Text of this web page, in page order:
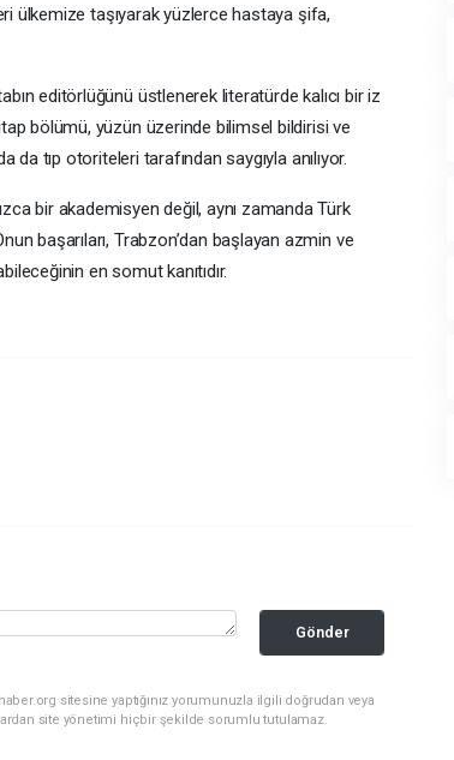
ülkemize taşıyarak yüzlerce hastaya şifa,
editörlüğünü üstlenerek literatürde kalıcı bir iz
bölümü, yüzün üzerinde bilimsel bildirisi ve
tıp otoriteleri tarafından saygıyla anılıyor.
bir akademisyen değil, aynı zamanda Türk
başarıları, Trabzon’dan başlayan azmin ve
en somut kanıtıdır.
Gönder
sitesine yaptığınız yorumunuzla ilgili doğrudan veya
site yönetimi hiçbir şekilde sorumlu tutulamaz.